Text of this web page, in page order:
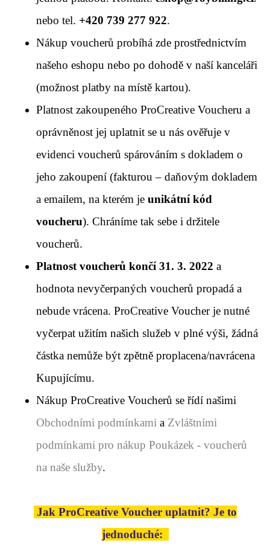
nebo tel. +420 739 277 922.
Nákup voucherů probíhá zde prostřednictvím
našeho eshopu nebo po dohodě v naší kanceláři
(možnost platby na místě kartou).
Platnost zakoupeného ProCreative Voucheru a
oprávněnost jej uplatnit se u nás ověřuje v
evidenci voucherů spárováním s dokladem o
jeho zakoupení (fakturou – daňovým dokladem
a emailem, na kterém je unikátní kód
voucheru). Chráníme tak sebe i držitele
voucherů.
Platnost voucherů končí 31. 3. 2022 a
hodnota nevyčerpaných voucherů propadá a
nebude vrácena. ProCreative Voucher je nutné
vyčerpat užitím našich služeb v plné výši, žádná
částka nemůže být zpětně proplacena/navrácena
Kupujícímu.
Nákup ProCreative Voucherů se řídí našimi
Obchodními podmínkami a Zvláštními
podmínkami pro nákup Poukázek - voucherů
na naše služby.
Jak ProCreative Voucher uplatnit? Je to
jednoduché: